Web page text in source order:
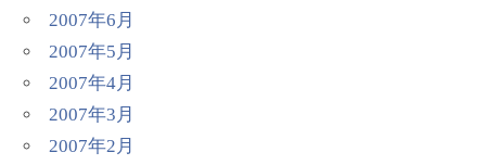
2007年6月
2007年5月
2007年4月
2007年3月
2007年2月